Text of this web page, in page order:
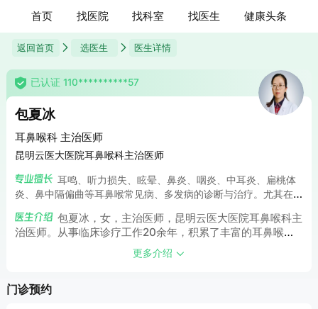
首页 找医院 找科室 找医生 健康头条
返回首页 选医生 医生详情
已认证 110**********57
包夏冰
耳鼻喉科 主治医师
昆明云医大医院耳鼻喉科主治医师
耳鸣、听力损失、眩晕、鼻炎、咽炎、中耳炎、扁桃体
炎、鼻中隔偏曲等耳鼻喉常见病、多发病的诊断与治疗。尤其在
耳科疾病的中西医结合治疗方面具有丰富经验。特别在青少年、
青壮年突发性耳聋治疗无效或错失黄金期后的挽救性治疗方面，
亦积累了丰富的心得体会。
包夏冰，女，主治医师，昆明云医大医院耳鼻喉科主
治医师。从事临床诊疗工作20余年，积累了丰富的耳鼻喉科
常见病、多发病及疑难病的诊治经验。曾多次赴北京协和医
院、湖南湘雅医院等大三甲医疗机构学习，不断提升学科亚专
学习多年，在各种耳部疾病引起的听力损伤，中老年耳鸣及耳
更多介绍
门诊预约